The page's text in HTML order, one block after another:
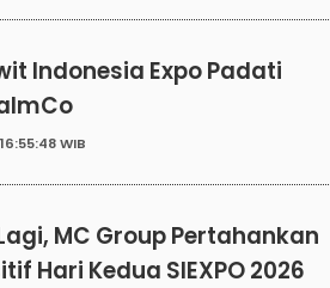
Indonesia Expo Padati
WIB
MC Group Pertahankan
Hari Kedua SIEXPO 2026